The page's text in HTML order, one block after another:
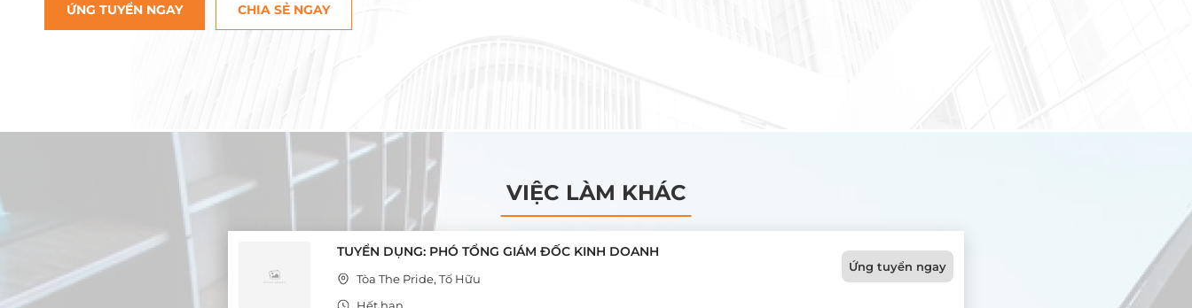
ỨNG TUYỂN NGAY CHIA SẺ NGAY
VIỆC LÀM KHÁC
Ứng tuyển ngay
TUYỂN DỤNG: PHÓ TỔNG GIÁM ĐỐC KINH DOANH
Tòa The Pride, Tố Hữu